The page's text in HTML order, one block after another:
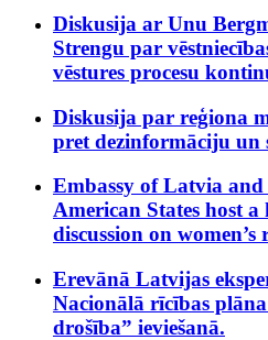
Diskusija ar Unu
Strengu par
vēstures procesu
Diskusija par reģiona
pret dezinformāciju un
Embassy of Latvia
American States host a
discussion on
Erevānā Latvijas
Nacionālā rīcības plāna
drošība” ieviešanā.